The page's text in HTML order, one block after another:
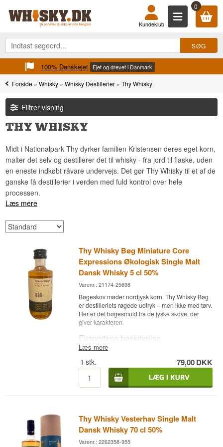
0
Kundeklub
100% Danskejet Ejet og drevet i Danmark
Forside »Whisky »Whisky Destillerier »Thy Whisky
Filtrer visning
THY WHISKY
Midt i Nationalpark Thy dyrker familien Kristensen deres eget korn,
malter det selv og destillerer det til whisky - fra jord til flaske, uden
en eneste indkøbt råvare undervejs. Det gør Thy Whisky til et af de
ganske få destillerier i verden med fuld kontrol over hele
processen.
Læs mere
Thy Whisky Bøg Miniature Core
Expressions Økologisk Single Malt
Dansk Whisky 5 cl 50%
Varenr.: 21174-25698
Bøgeskov møder nordjysk korn. Thy Whisky Bøg
er destilleriets røgede udtryk – men ikke med tørv.
Her er det bøgesmuld fra de jyske skove, der
giver karakteren.
Ekspertens beskrivelse
Økologisk Single Malt Whisky aftappet ved 50% i
en 5 cl flaske. Destilleret af certificeret økologisk
byg, floor-maltet in-house og røget med
bøgesmuld – ikke tørv. Resultatet er en distinkt
Bøgerøgning er en nordisk tradition med rødder i
rygeovne og madpræservering. I whisky giver
den en mildere, rundere røg end tørv – med noter
af skovbund og let harpiks snarere end aske og
Læs mere
1 stk. 79,00DKK
Thy Whisky Vesterhav Single Malt
Dansk Whisky 70 cl 50%
Varenr.: 2262358-955